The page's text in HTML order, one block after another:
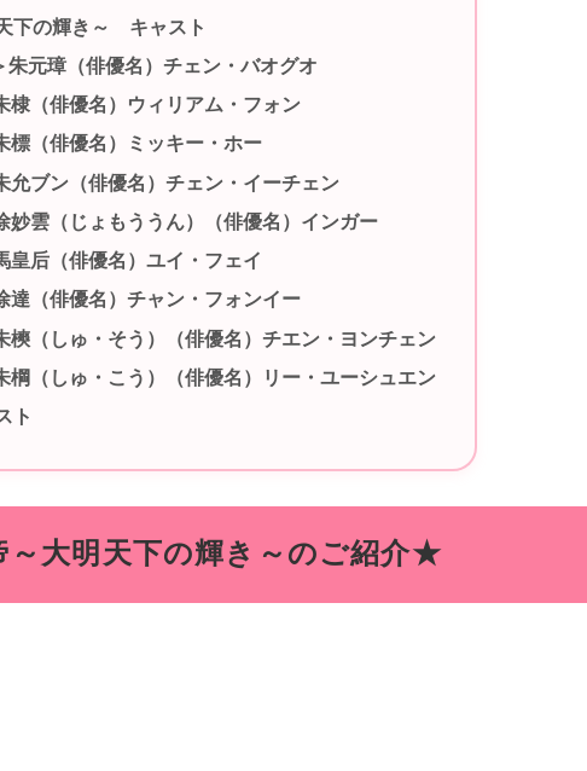
下の輝き～ キャスト
朱元璋（俳優名）チェン・バオグオ
棣（俳優名）ウィリアム・フォン
標（俳優名）ミッキー・ホー
允ブン（俳優名）チェン・イーチェン
妙雲（じょもううん）（俳優名）インガー
皇后（俳優名）ユイ・フェイ
達（俳優名）チャン・フォンイー
樉（しゅ・そう）（俳優名）チエン・ヨンチェン
棡（しゅ・こう）（俳優名）リー・ユーシュエン
ト
大明天下の輝き～のご紹介★